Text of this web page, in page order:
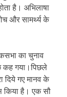
है। अभिलाषा
और सामर्थ्य के
का चुनाव
कह गया।पिछले
दिये गए मानव के
किया है। एक सौ